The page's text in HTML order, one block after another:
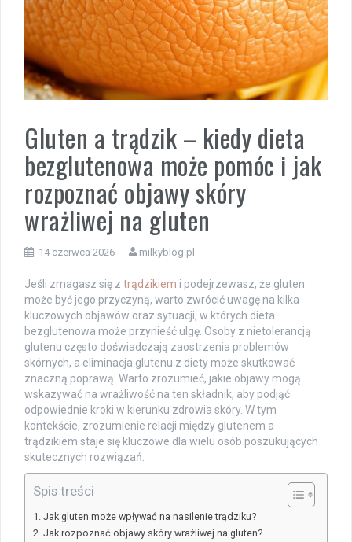
Gluten a trądzik – kiedy dieta
bezglutenowa może pomóc i jak
rozpoznać objawy skóry
wrażliwej na gluten
14 czerwca 2026 milkyblog.pl
Jeśli zmagasz się z trądzikiem i podejrzewasz, że gluten
może być jego przyczyną, warto zwrócić uwagę na kilka
kluczowych objawów oraz sytuacji, w których dieta
bezglutenowa może przynieść ulgę. Osoby z nietolerancją
glutenu często doświadczają zaostrzenia problemów
skórnych, a eliminacja glutenu z diety może skutkować
znaczną poprawą. Warto zrozumieć, jakie objawy mogą
wskazywać na wrażliwość na ten składnik, aby podjąć
odpowiednie kroki w kierunku zdrowia skóry. W tym
kontekście, zrozumienie relacji między glutenem a
trądzikiem staje się kluczowe dla wielu osób poszukujących
skutecznych rozwiązań.
Spis treści
Jak gluten może wpływać na nasilenie trądziku?
Jak rozpoznać objawy skóry wrażliwej na gluten?